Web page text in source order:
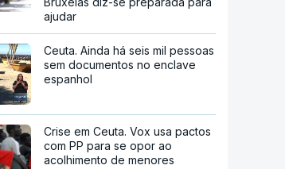
ajudar
Ceuta. Ainda há seis mil pessoas
sem documentos no enclave
espanhol
Crise em Ceuta. Vox usa pactos
com PP para se opor ao
acolhimento de menores